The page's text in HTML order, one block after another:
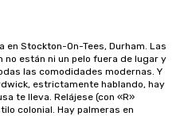
en Stockton-On-Tees, Durham. Las
están ni un pelo fuera de lugar y
las comodidades modernas. Y
estrictamente hablando, hay
te lleva. Relájese (con «R»
colonial. Hay palmeras en